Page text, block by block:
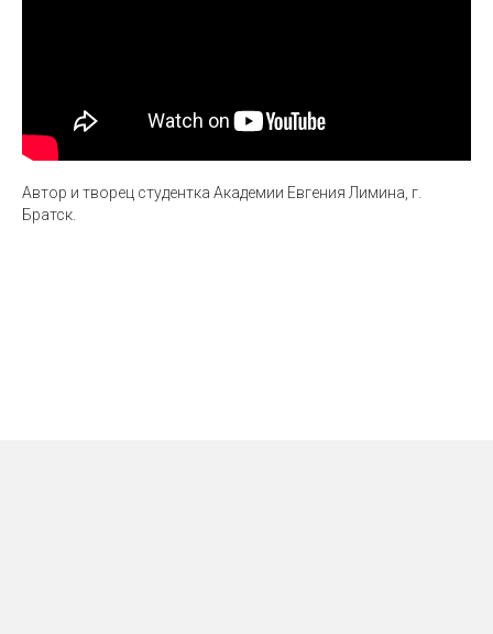
Автор и творец студентка Академии Евгения Лимина, г.
Братск.